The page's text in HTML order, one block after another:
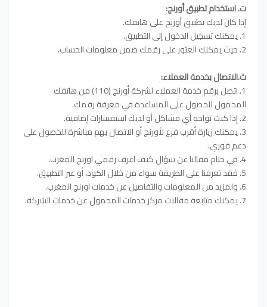
ت. استخدام تطبيق أورنج:
إذا كان لديك تطبيق أورنج على هاتفك.
1. يمكنك تسجيل الدخول إلى التطبيق.
2. حيث يمكنك العثور على رقمك ضمن معلومات الحساب.
ث.الاتصال بخدمة العملاء:
1. اتصل برقم خدمة العملاء لشركة أورنج (110) من هاتفك
المحمول للحصول على المساعدة في معرفة رقمك.
2. إذا كنت تواجه أي مشاكل أو لديك استفسارات إضافية.
3. يمكنك زيارة أقرب فرع لأورنج أو الاتصال بهم مباشرة للحصول على
دعم فوري.
4. في ختام مقالنا عن سؤال كيف اعرف رقمي اورنج المغرب.
5. فقد تعرفنا على الطريقة سواء من خلال الكود، أو عبر التطبيق.
6. ولمزيد من المعلومات والتفاصيل عن خدمات اورنج المغرب.
7. يمكنك متابعة مقالات مركز خدمات المحمول عن خدمات الشركة.